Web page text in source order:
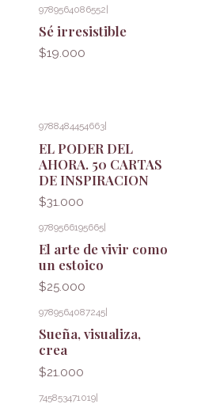
9789564086552
Sé irresistible
$19.000
9788484454663
EL PODER DEL
AHORA. 50 CARTAS
DE INSPIRACION
$31.000
9789566195665|
El arte de vivir como
un estoico
$25.000
9789564087245
Sueña, visualiza,
crea
$21.000
745853471019|